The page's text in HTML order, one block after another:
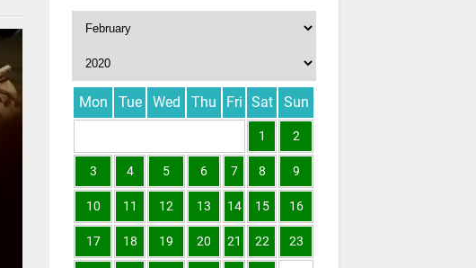
Mon Tue Wed Thu Fri Sat Sun
1 2
3 4 5 6 7 8 9
10 11 12 13 14 15 16
17 18 19 20 21 22 23